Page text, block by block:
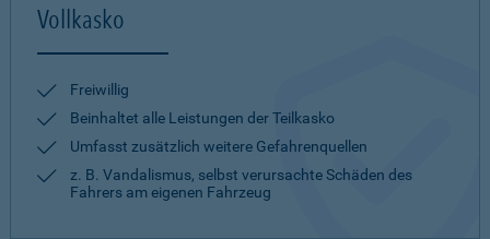
Vollkasko
Freiwillig
Beinhaltet alle Leistungen der Teilkasko
Umfasst zusätzlich weitere Gefahrenquellen
z. B. Vandalismus, selbst verursachte Schäden des
Fahrers am eigenen Fahrzeug